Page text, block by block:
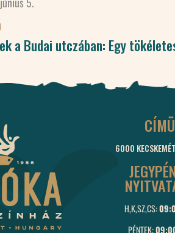
a Budai utczában: Egy
6000
H,K,SZ,CS:
PÉNTEK: